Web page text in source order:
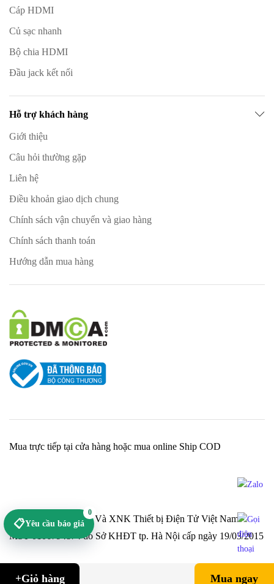
+Giỏ hàng Mua ngay
Cáp HDMI
Củ sạc nhanh
Bộ chia HDMI
Đầu jack kết nối
Hỗ trợ khách hàng
Giới thiệu
Câu hỏi thường gặp
Liên hệ
Điều khoản giao dịch chung
Chính sách vận chuyển và giao hàng
Chính sách thanh toán
Hướng dẫn mua hàng
Cty TNHH Sản Xuất Và XNK Thiết bị Điện Tử Việt Nam -
MST 0106794874 do Sở KHĐT tp. Hà Nội cấp ngày 19/03/2015
Mua trực tiếp tại cửa hàng hoặc mua online Ship COD
📋Yêu cầu báo giá
0